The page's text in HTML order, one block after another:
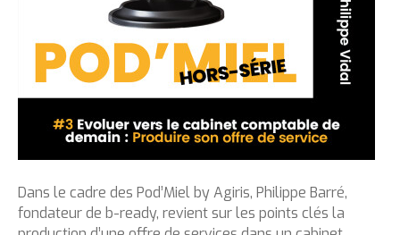
Dans le cadre des Pod’Miel by Agiris, Philippe Barré,
fondateur de b-ready, revient sur les points clés la